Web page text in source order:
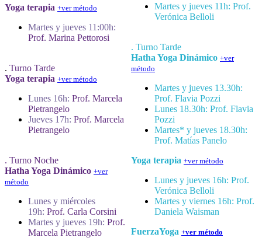
Yoga terapia +ver método
Martes y jueves 11:00h:
Prof. Marina Pettorosi
. Turno Tarde
Yoga terapia +ver método
Lunes 16h: Prof. Marcela
Pietrangelo
Jueves 17h: Prof. Marcela
Pietrangelo
. Turno Noche
Hatha Yoga Dinámico +ver
método
Lunes y miércoles
19h: Prof. Carla Corsini
Martes y jueves 19h: Prof.
Marcela Pietrangelo
Martes y jueves 11h: Prof.
Verónica Belloli
. Turno Tarde
Hatha Yoga Dinámico +ver
método
Martes y jueves 13.30h:
Prof. Flavia Pozzi
Lunes 18.30h: Prof. Flavia
Pozzi
Martes* y jueves 18.30h:
Prof. Matías Panelo
Yoga terapia +ver método
Lunes y jueves 16h: Prof.
Verónica Belloli
Martes y viernes 16h: Prof.
Daniela Waisman
FuerzaYoga +ver método